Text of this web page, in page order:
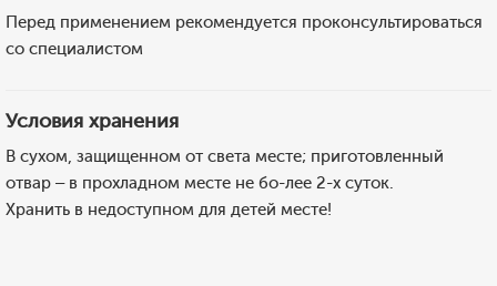
Перед применением рекомендуется проконсультироваться
со специалистом
Условия хранения
В сухом, защищенном от света месте; приготовленный
отвар – в прохладном месте не бо-лее 2-х суток.
Хранить в недоступном для детей месте!